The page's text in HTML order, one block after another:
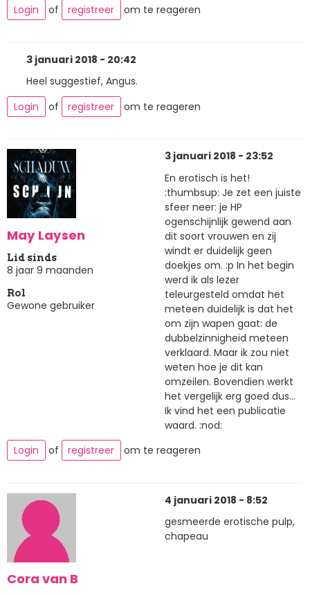
Login of registreer om te reageren
3 januari 2018 - 20:42
Heel suggestief, Angus.
Login
of registreer om te reageren
May Laysen
Lid sinds
8 jaar 9 maanden
Rol
Gewone gebruiker
3 januari 2018 - 23:52
En erotisch is het!
:thumbsup: Je zet een juiste
sfeer neer: je HP
ogenschijnlijk gewend aan
dit soort vrouwen en zij
windt er duidelijk geen
doekjes om. :p In het begin
werd ik als lezer
teleurgesteld omdat het
meteen duidelijk is dat het
om zijn wapen gaat: de
dubbelzinnigheid meteen
verklaard. Maar ik zou niet
weten hoe je dit kan
omzeilen. Bovendien werkt
het vergelijk erg goed dus...
Ik vind het een publicatie
waard. :nod:
Login
of registreer om te reageren
Cora van B
4 januari 2018 - 8:52
gesmeerde erotische pulp,
chapeau